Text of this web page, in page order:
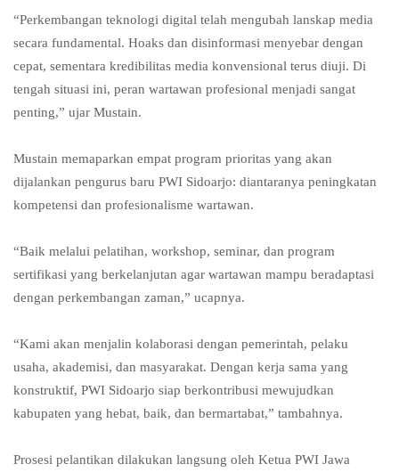
“Perkembangan teknologi digital telah mengubah lanskap media
secara fundamental. Hoaks dan disinformasi menyebar dengan
cepat, sementara kredibilitas media konvensional terus diuji. Di
tengah situasi ini, peran wartawan profesional menjadi sangat
penting,” ujar Mustain.
Mustain memaparkan empat program prioritas yang akan
dijalankan pengurus baru PWI Sidoarjo: diantaranya peningkatan
kompetensi dan profesionalisme wartawan.
“Baik melalui pelatihan, workshop, seminar, dan program
sertifikasi yang berkelanjutan agar wartawan mampu beradaptasi
dengan perkembangan zaman,” ucapnya.
“Kami akan menjalin kolaborasi dengan pemerintah, pelaku
usaha, akademisi, dan masyarakat. Dengan kerja sama yang
konstruktif, PWI Sidoarjo siap berkontribusi mewujudkan
kabupaten yang hebat, baik, dan bermartabat,” tambahnya.
Prosesi pelantikan dilakukan langsung oleh Ketua PWI Jawa